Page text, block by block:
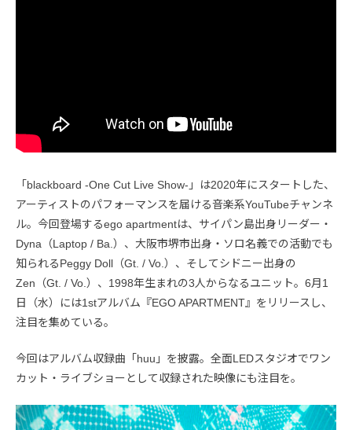
「blackboard -One Cut Live Show-」は2020年にスタートした、
アーティストのパフォーマンスを届ける音楽系YouTubeチャンネ
ル。今回登場するego apartmentは、サイパン島出身リーダー・
Dyna（Laptop / Ba.）、大阪市堺市出身・ソロ名義での活動でも
知られるPeggy Doll（Gt. / Vo.）、そしてシドニー出身の
Zen（Gt. / Vo.）、1998年生まれの3人からなるユニット。6月1
日（水）には1stアルバム『EGO APARTMENT』をリリースし、
注目を集めている。
今回はアルバム収録曲「huu」を披露。全面LEDスタジオでワン
カット・ライブショーとして収録された映像にも注目を。